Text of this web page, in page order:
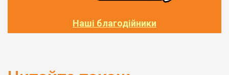
Наші благодійники